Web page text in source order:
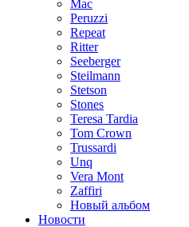
Mac
Peruzzi
Repeat
Ritter
Seeberger
Steilmann
Stetson
Stones
Teresa Tardia
Tom Crown
Trussardi
Unq
Vera Mont
Zaffiri
Новый альбом
Новости